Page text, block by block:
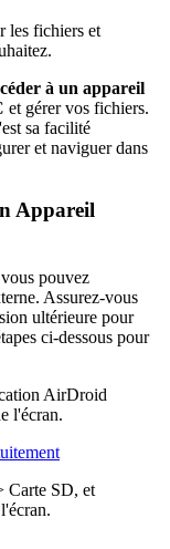
les fichiers et
à un appareil
et gérer vos fichiers.
sa facilité
et naviguer dans
Appareil
pouvez
Assurez-vous
ultérieure pour
ci-dessous pour
AirDroid
l'écran.
Carte SD, et